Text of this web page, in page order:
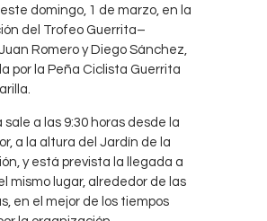
domingo, 1 de marzo, en la
del Trofeo Guerrita–
Romero y Diego Sánchez,
por la Peña Ciclista Guerrita
sale a las 9:30 horas desde la
a la altura del Jardín de la
y está prevista la llegada a
mismo lugar, alrededor de las
en el mejor de los tiempos